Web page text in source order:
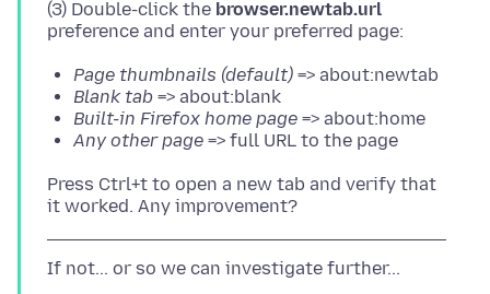
(3) Double-click the browser.newtab.url
Page thumbnails (default) => about:newtab
Blank tab => about:blank
Built-in Firefox home page => about:home
Any other page => full URL to the page
Press Ctrl+t to open a new tab and verify that